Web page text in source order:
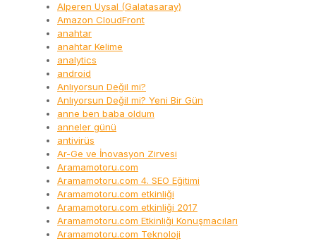
Alperen Uysal (Galatasaray)
Amazon CloudFront
anahtar
anahtar Kelime
analytics
android
Anlıyorsun Değil mi?
Anlıyorsun Değil mi? Yeni Bir Gün
anne ben baba oldum
anneler günü
antivirüs
Ar-Ge ve İnovasyon Zirvesi
Aramamotoru.com
Aramamotoru.com 4. SEO Eğitimi
Aramamotoru.com etkinliği
Aramamotoru.com etkinliği 2017
Aramamotoru.com Etkinliği Konuşmacıları
Aramamotoru.com Teknoloji